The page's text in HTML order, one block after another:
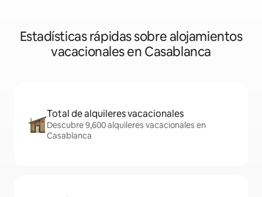
Estadísticas rápidas sobre alojamientos
vacacionales en Casablanca
Total de alquileres vacacionales
Descubre 9,600 alquileres vacacionales en
Casablanca